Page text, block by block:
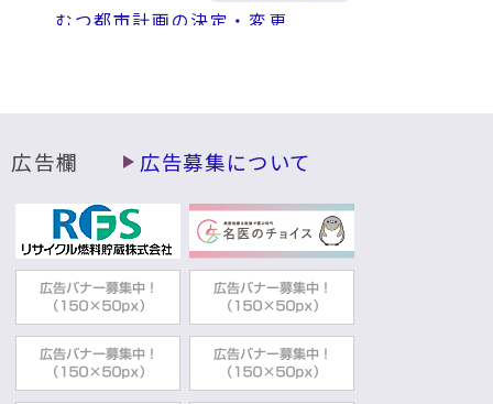
むつ都市計画の決定・変更
金谷公園からのお知らせ
まちづくり推進部都市計画課
2025年07月17日 都市計画
むつ市立地適正化計画
まちづくり推進部都市計画課
2025年07月09日 都市計画
広告欄 広告募集について